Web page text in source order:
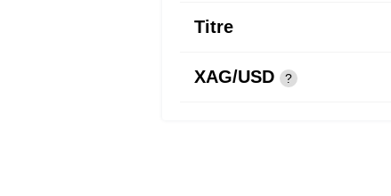
Titre
XAG/USD ?